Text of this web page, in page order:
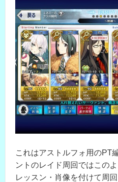
これはアストルフォ用のPT
ントのレイド周回ではこの
レッスン・肖像を付けて周